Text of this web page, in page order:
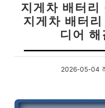
지게차 배터
지게차 배터
디어
2026-05-04